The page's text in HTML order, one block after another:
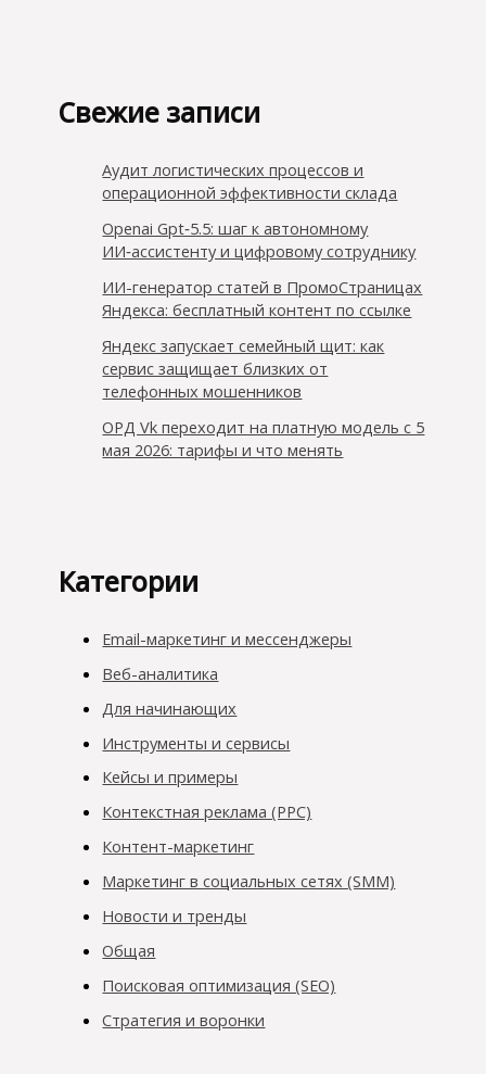
Свежие записи
Аудит логистических процессов и
операционной эффективности склада
Openai Gpt‑5.5: шаг к автономному
ИИ‑ассистенту и цифровому сотруднику
ИИ-генератор статей в ПромоСтраницах
Яндекса: бесплатный контент по ссылке
Яндекс запускает семейный щит: как
сервис защищает близких от
телефонных мошенников
ОРД Vk переходит на платную модель с 5
мая 2026: тарифы и что менять
Категории
Email-маркетинг и мессенджеры
Веб-аналитика
Для начинающих
Инструменты и сервисы
Кейсы и примеры
Контекстная реклама (PPC)
Контент-маркетинг
Маркетинг в социальных сетях (SMM)
Новости и тренды
Общая
Поисковая оптимизация (SEO)
Стратегия и воронки